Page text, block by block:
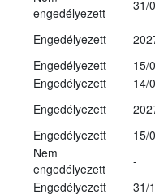
engedélyezett
31/
Engedélyezett
Engedélyezett
15/
Engedélyezett
14/
Engedélyezett
Engedélyezett
15/
Nem
engedélyezett
-
Engedélyezett
31/